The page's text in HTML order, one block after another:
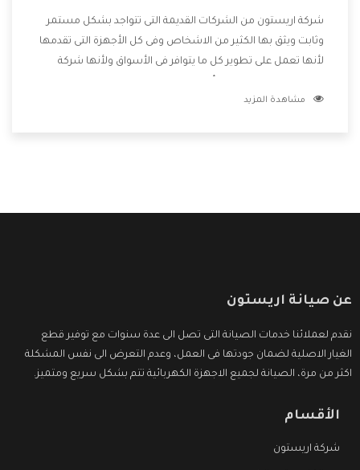
شركة اريستون من الشركات القديمة التى تتواجد بشكل مستمر
وثابت ويثق بها الكثير من الاشخاص وفى كل الأجهزة التى تقدمها
لأنها تعمل على تطوير كل ما يتوافر فى الأسواق ولأنها شركة
وتقدم للعملاء أقوى العروض والخصومات التى تسهل على
مشاهدة المزيد
عن صيانة اريستون
نقدم لعملائنا خدمات الصيانة التى تصل الى عدة سنوات مع توفير قطع
الغيار الاصلية لضمان جودتها فى العمل، وعدم التعرض الى نفس المشكلة
اكثر من مرة، الصيانة لجميع الاجهزة الكهربائية تتم بشكل سريع ومتميز.
الأقسام
شركة اريستون